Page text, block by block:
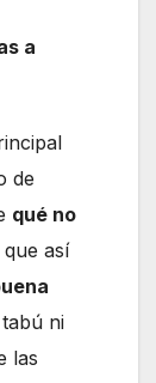
a
de
qué no
así
ni
las